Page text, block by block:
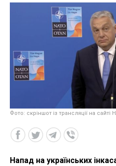
Фото: скріншот із трансляції на сайті
Напад на українських